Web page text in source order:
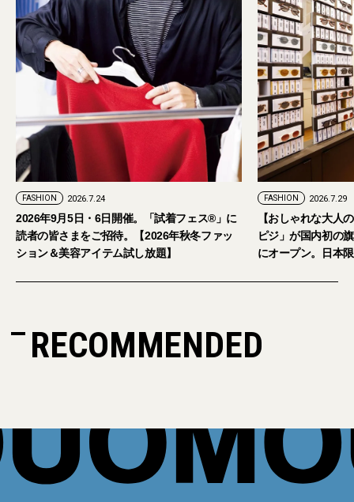
試着フェス®︎」に
年秋冬ファッ
題】
【おしゃれな大人のアイウェア】パリ発「イジ
ピジ」が国内初の旗艦店をキャットストリート
にオープン。日本限定サングラスも登場
RECOMMENDED